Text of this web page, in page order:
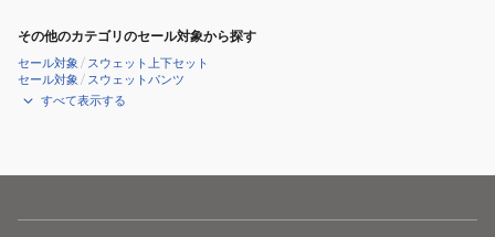
その他のカテゴリのセール対象から探す
セール対象 / スウェット上下セット
セール対象 / スウェットパンツ
すべて表示する